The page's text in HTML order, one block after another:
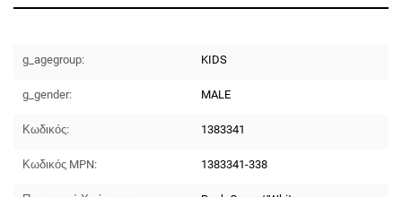
g_agegroup: KIDS
g_gender: MALE
Κωδικός: 1383341
Κωδικός MPN: 1383341-338